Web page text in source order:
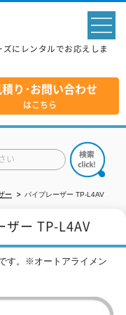
にレンタルでお応えしま
り･お問い合わせ
はこちら
ー パイプレーザー TP-L4AV
ザー TP-L4AV
す。※オートアライメン